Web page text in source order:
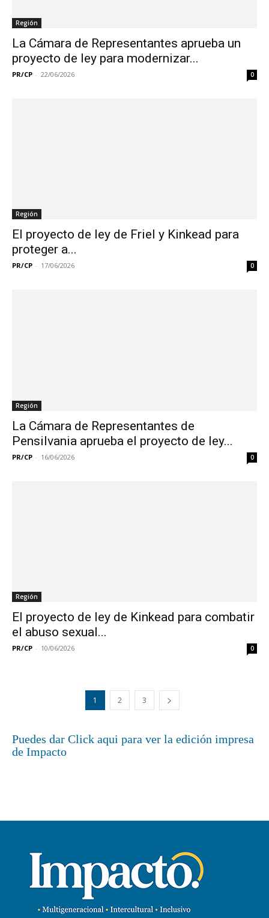
Región
La Cámara de Representantes aprueba un
proyecto de ley para modernizar...
PR/CP - 22/06/2026 0
Región
El proyecto de ley de Friel y Kinkead para
proteger a...
PR/CP - 17/06/2026 0
Región
La Cámara de Representantes de
Pensilvania aprueba el proyecto de ley...
PR/CP - 16/06/2026 0
Región
El proyecto de ley de Kinkead para combatir
el abuso sexual...
PR/CP - 10/06/2026 0
1 2 3
Puedes dar Click aqui para ver la edición impresa
de Impacto